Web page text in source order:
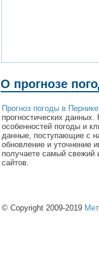
О прогнозе
Прогноз погоды в Пернике
прогностических
особенностей погоды и
данные, поступающие с
обновление и уточнение
получаете самый свежий
сайтов.
© Copyright 2009-2019